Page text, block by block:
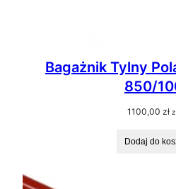
Bagażnik Tylny
850/
1100,00 zł
Dodaj do